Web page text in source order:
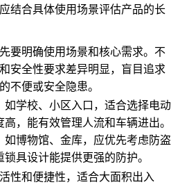
结合具体使用场景评估产品的长
要明确使用场景和核心需求。不
安全性要求差异明显，盲目追求
不便或安全隐患。
如学校、小区入口，适合选择电动
，能有效管理人流和车辆进出。
如博物馆、金库，应优先考虑防盗
具设计能提供更强的防护。
性和便捷性，适合大面积出入